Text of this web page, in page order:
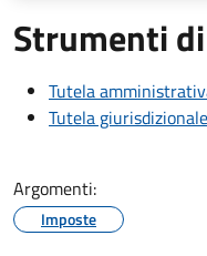
Strumenti
Tutela
Tutela giurisdizionale
Argomenti:
Imposte